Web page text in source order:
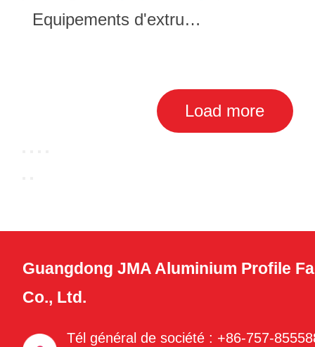
Equipements d'extrusion
Load more
Guangdong JMA Aluminium Profile
Co., Ltd.
Tél général de société : +86-757-